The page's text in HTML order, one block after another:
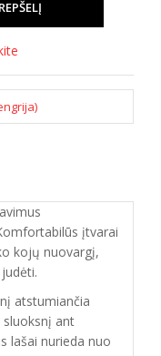
įtvarai
kojų nuovargį,
atstumiančia
ant
lašai nurieda nuo